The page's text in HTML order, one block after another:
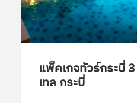
แพ็คเกจทัวร์กระบี่
เทล กระบี่